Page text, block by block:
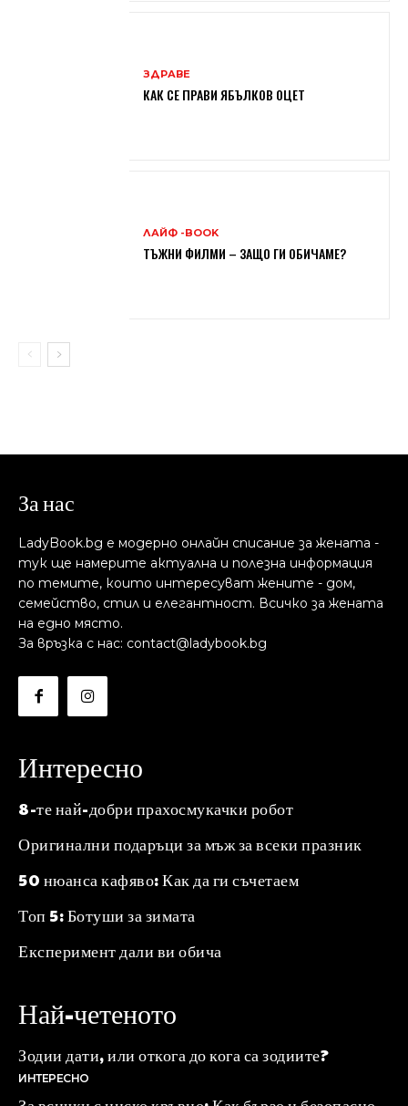
ЗДРАВЕ
КАК СЕ ПРАВИ ЯБЪЛКОВ ОЦЕТ
ЛАЙФ -BOOK
ТЪЖНИ ФИЛМИ – ЗАЩО ГИ ОБИЧАМЕ?
За нас
LadyBook.bg е модерно онлайн списание за жената -
тук ще намерите актуална и полезна информация
по темите, които интересуват жените - дом,
семейство, стил и елегантност. Всичко за жената
на едно място.
За връзка с нас: contact@ladybook.bg
Интересно
8-те най-добри прахосмукачки робот
Оригинални подаръци за мъж за всеки празник
50 нюанса кафяво: Как да ги съчетаем
Топ 5: Ботуши за зимата
Експеримент дали ви обича
Най-четеното
Зодии дати, или откога до кога са зодиите?
ИНТЕРЕСНО